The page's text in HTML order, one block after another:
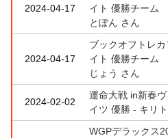
2024-04-17
イト 優勝チーム
とぽん さん
2024-04-17
ブックオフトレ
イト 優勝チー
じょう さん
2024-02-02
運命大戦 in新春
イツ 優勝 - キリ
WGPデラックス